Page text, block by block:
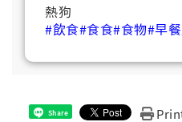
熱狗
#飲食#食食#食物#早
Share